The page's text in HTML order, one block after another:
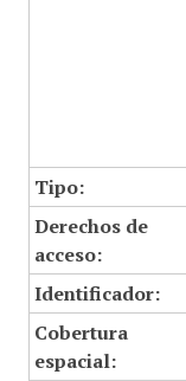
Tipo:
Derechos de
acceso:
Identificador:
Cobertura
espacial: